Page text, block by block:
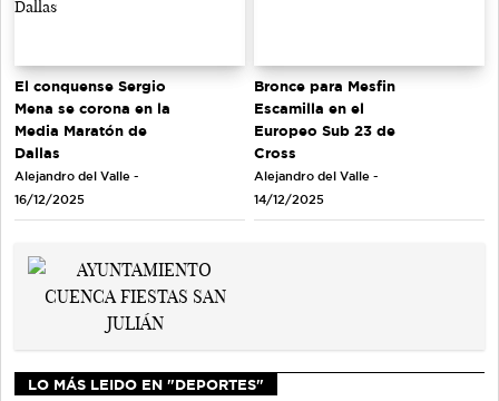
El conquense Sergio
Mena se corona en la
Media Maratón de
Dallas
Alejandro del Valle -
16/12/2025
Bronce para Mesfin
Escamilla en el
Europeo Sub 23 de
Cross
Alejandro del Valle -
14/12/2025
LO MÁS LEIDO EN "DEPORTES"